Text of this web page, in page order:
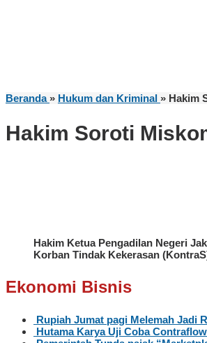
Beranda » Hukum dan Kriminal » Hakim
Hakim Soroti
Hakim Ketua Pengadilan Negeri
Korban Tindak Kekerasan
Ekonomi Bisnis
Rupiah Jumat pagi Melemah Jadi
Hutama Karya Uji Coba